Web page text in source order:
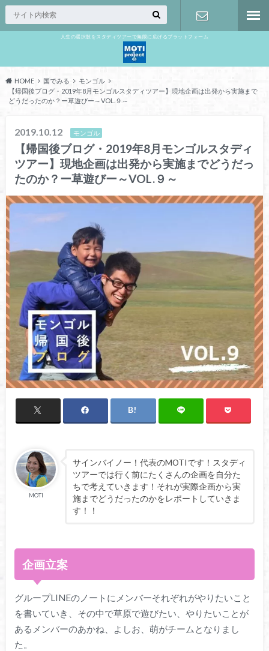
人生の選択肢をスタディツアーで無限に広げるプラットフォーム
HOME 国でみる
モンゴル
【帰国後ブログ・2019年8月モンゴルスタディツアー】現地企画は出発から実施まで
どうだったのか？ー草遊びー～VOL.９～
2019.10.12 モンゴル
【帰国後ブログ・2019年8月モンゴルスタディ
ツアー】現地企画は出発から実施までどうだっ
たのか？ー草遊びー～VOL.９～
MOTI
サインバイノー！代表のMOTIです！スタディ
ツアーでは行く前にたくさんの企画を自分た
ちで考えていきます！それが実際企画から実
施までどうだったのかをレポートしていきま
す！！
企画立案
グループLINEのノートにメンバーそれぞれがやりたいこと
を書いていき、その中で草原で遊びたい、やりたいことが
あるメンバーのあかね、よしお、萌がチームとなりまし
た。